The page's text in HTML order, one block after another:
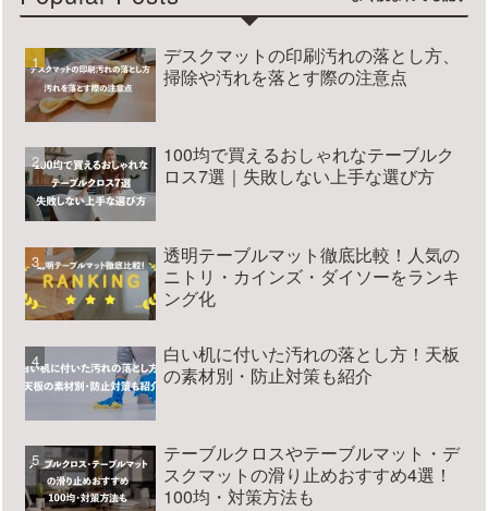
デスクマットの印刷汚れの落とし方、
掃除や汚れを落とす際の注意点
100均で買えるおしゃれなテーブルク
ロス7選｜失敗しない上手な選び方
透明テーブルマット徹底比較！人気の
ニトリ・カインズ・ダイソーをランキ
ング化
白い机に付いた汚れの落とし方！天板
の素材別・防止対策も紹介
テーブルクロスやテーブルマット・デ
スクマットの滑り止めおすすめ4選！
100均・対策方法も